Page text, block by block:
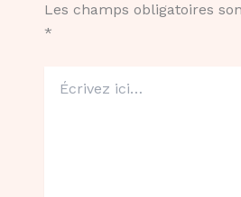
Les champs obligatoires
*
ici…